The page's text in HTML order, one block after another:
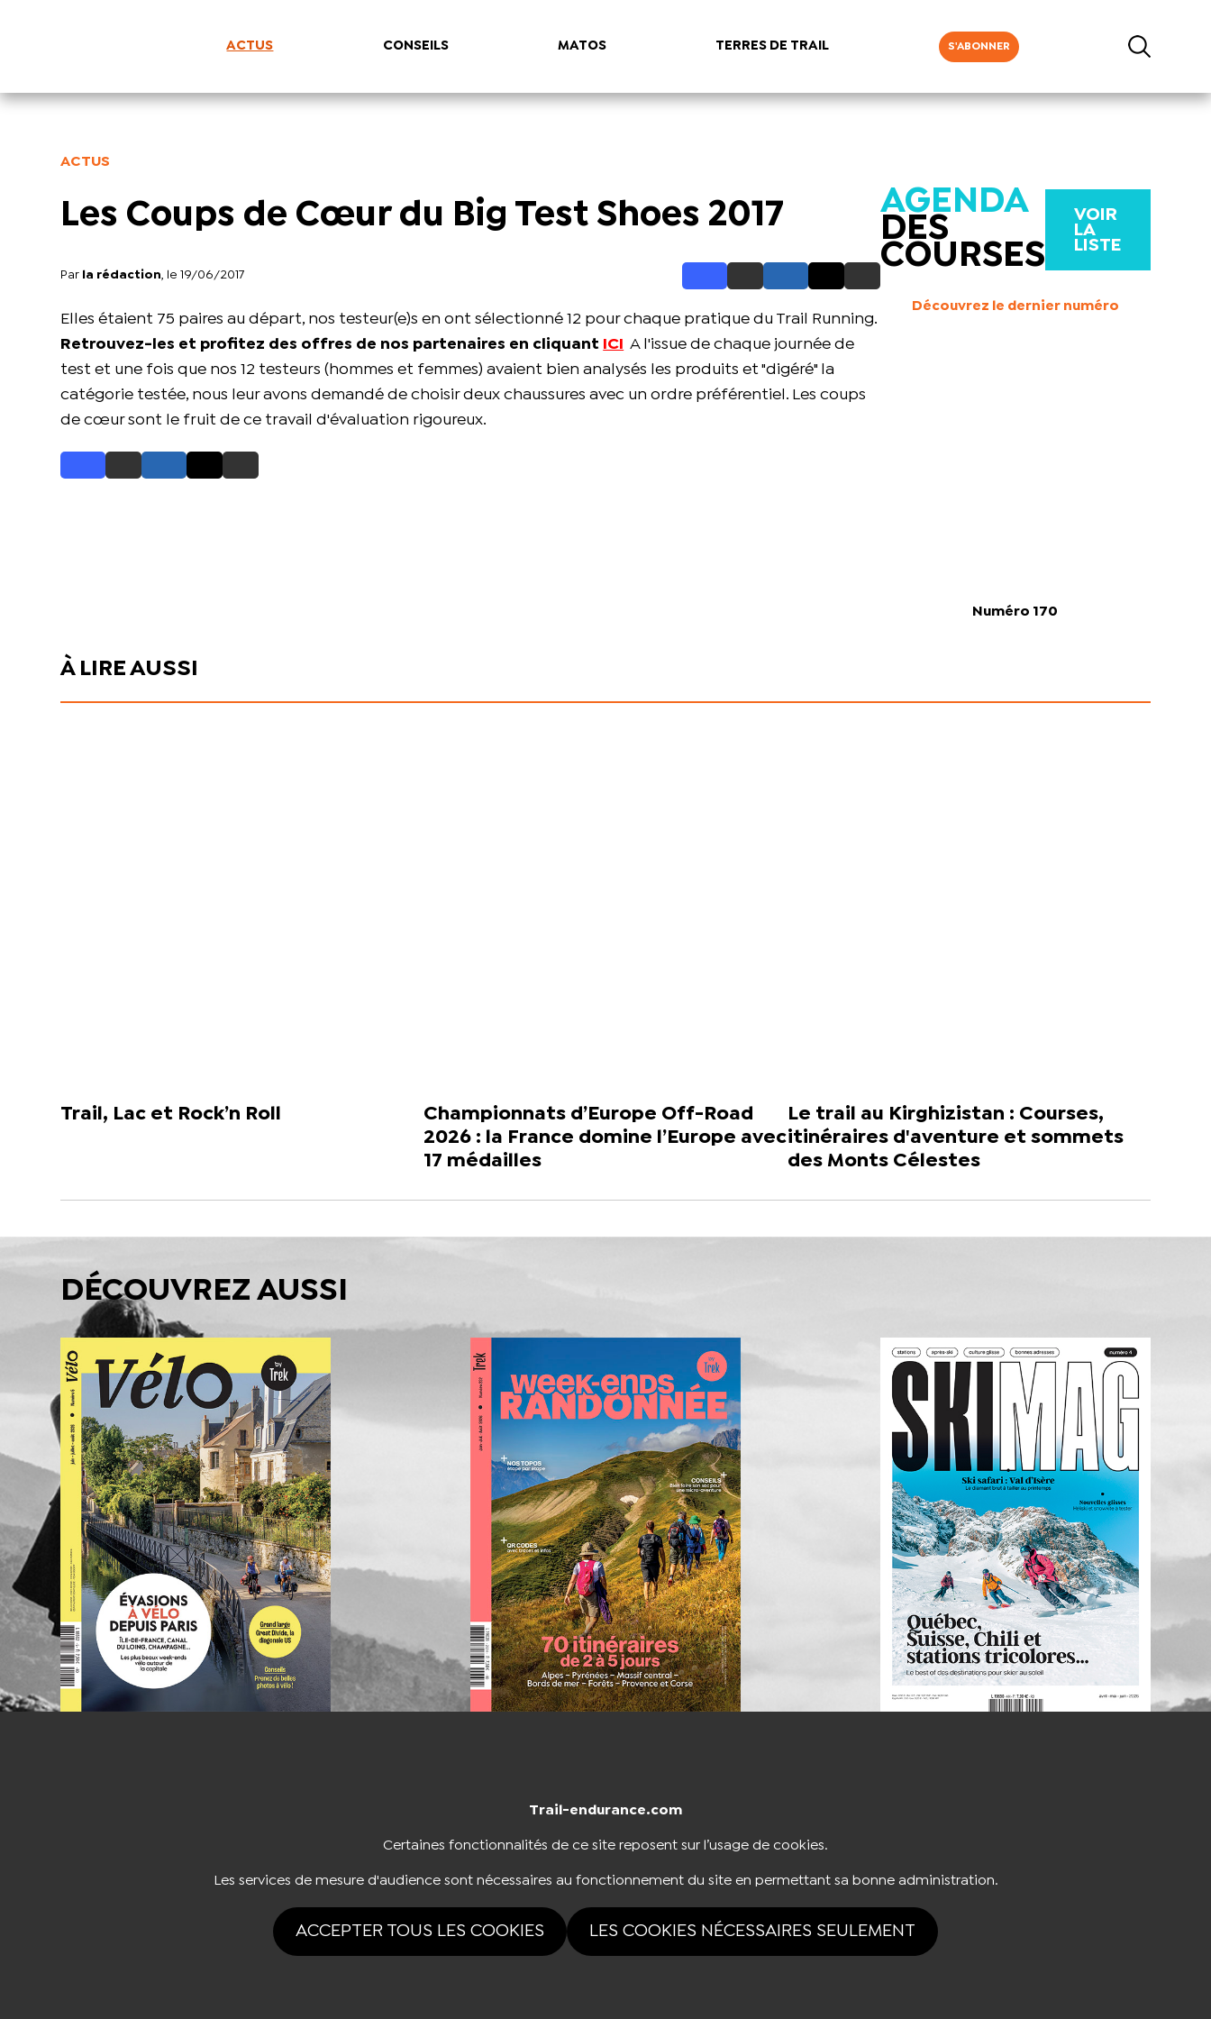
Trail-endurance.com
Certaines fonctionnalités de ce site reposent sur l’usage de cookies.
Les services de mesure d'audience sont nécessaires au fonctionnement du site en permettant sa bonne administration.
ACCEPTER TOUS LES COOKIES LES COOKIES NÉCESSAIRES SEULEMENT
ACTUS CONSEILS MATOS TERRES DE TRAIL S'ABONNER
ACTUS
Les Coups de Cœur du Big Test Shoes 2017
Par la rédaction , le 19/06/2017
Elles étaient 75 paires au départ, nos testeur(e)s en ont sélectionné 12 pour chaque pratique du Trail Running.
Retrouvez-les et profitez des offres de nos partenaires en cliquant
ICI
A l'issue de chaque journée de
test et une fois que nos 12 testeurs (hommes et femmes) avaient bien analysés les produits et "digéré" la
catégorie testée, nous leur avons demandé de choisir deux chaussures avec un ordre préférentiel. Les coups
de cœur sont le fruit de ce travail d'évaluation rigoureux.
AGENDA
DES
COURSES
VOIR
LA
LISTE
Découvrez le dernier numéro
Numéro 170
À LIRE AUSSI
Trail, Lac et Rock’n Roll
Championnats d’Europe Off-Road
2026 : la France domine l’Europe avec
17 médailles
Le trail au Kirghizistan : Courses,
itinéraires d'aventure et sommets
des Monts Célestes
DÉCOUVREZ AUSSI
BOUTIQUE